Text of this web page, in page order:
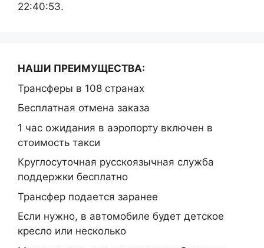
22:40:53.
НАШИ ПРЕИМУЩЕСТВА:
Трансферы в 108 странах
Бесплатная отмена заказа
1 час ожидания в аэропорту включен в
стоимость такси
Круглосуточная русскоязычная служба
поддержки бесплатно
Трансфер подается заранее
Если нужно, в автомобиле будет детское
кресло или несколько